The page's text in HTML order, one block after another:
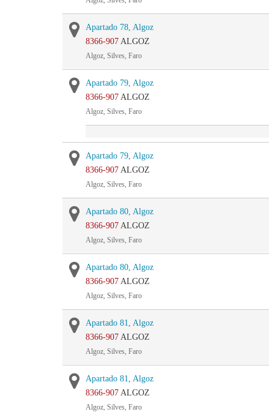
Apartado 78, Algoz
8366-907 ALGOZ
Algoz, Silves, Faro
Apartado 79, Algoz
8366-907 ALGOZ
Algoz, Silves, Faro
Apartado 79, Algoz
8366-907 ALGOZ
Algoz, Silves, Faro
Apartado 80, Algoz
8366-907 ALGOZ
Algoz, Silves, Faro
Apartado 80, Algoz
8366-907 ALGOZ
Algoz, Silves, Faro
Apartado 81, Algoz
8366-907 ALGOZ
Algoz, Silves, Faro
Apartado 81, Algoz
8366-907 ALGOZ
Algoz, Silves, Faro